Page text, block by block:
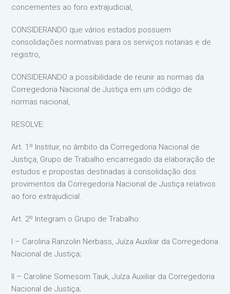
concernentes ao foro extrajudicial,
CONSIDERANDO que vários estados possuem
consolidações normativas para os serviços notarias e de
registro,
CONSIDERANDO a possibilidade de reunir as normas da
Corregedoria Nacional de Justiça em um código de
normas nacional,
RESOLVE:
Art. 1º Instituir, no âmbito da Corregedoria Nacional de
Justiça, Grupo de Trabalho encarregado da elaboração de
estudos e propostas destinadas à consolidação dos
provimentos da Corregedoria Nacional de Justiça relativos
ao foro extrajudicial.
Art. 2º Integram o Grupo de Trabalho:
I – Carolina Ranzolin Nerbass, Juíza Auxiliar da Corregedoria
Nacional de Justiça;
II – Caroline Somesom Tauk, Juíza Auxiliar da Corregedoria
Nacional de Justiça;